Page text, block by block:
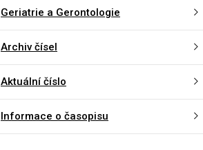
Geriatrie a Gerontologie
Archiv čísel
Aktuální číslo
Informace o časopisu